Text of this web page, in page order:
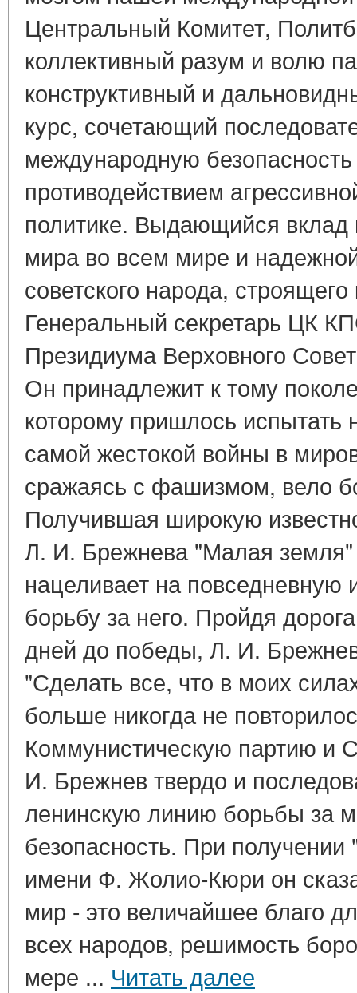
Центральный Комитет,
коллективный разум и волю
конструктивный и
курс, сочетающий
международную
противодействием
политике. Выдающийся вклад
мира во всем мире и
советского народа,
Генеральный секретарь ЦК
Президиума Верховного
Он принадлежит к тому
которому пришлось испытать
самой жестокой войны в
сражаясь с фашизмом, вело
Получившая широкую
Л. И. Брежнева "Малая земля"
нацеливает на
борьбу за него. Пройдя
дней до победы, Л. И.
"Сделать все, что в моих
больше никогда не
Коммунистическую партию и
И. Брежнев твердо и
ленинскую линию борьбы за
безопасность. При
имени Ф. Жолио-Кюри он
мир - это величайшее благо
всех народов, решимость
мере ... Читать далее